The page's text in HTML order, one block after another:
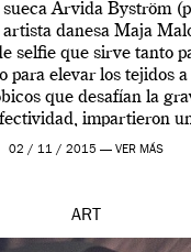
Arvida Byström
danesa Maja
selfie que sirve tanto
para elevar los tejidos
que desafían la
impartieron
prueba en el Tate […]
02 / 11 / 2015 — VER MÁS
ART